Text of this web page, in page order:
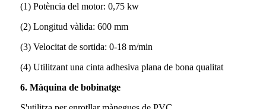
(1) Potència del motor: 0,75 kw
(2) Longitud vàlida: 600 mm
(3) Velocitat de sortida: 0-18 m/min
(4) Utilitzant una cinta adhesiva plana de bona qualitat
6. Màquina de bobinatge